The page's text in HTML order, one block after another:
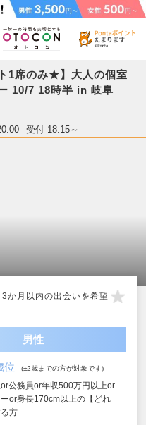
1席のみ★】大人の個室
10/7 18時半 in 岐阜
受付 18:15～
3か月以内の出会いを希望
男性
位 (±2歳までの方が対象です)
公務員or年収500万円以上or
or身長170cm以上の【どれ
方